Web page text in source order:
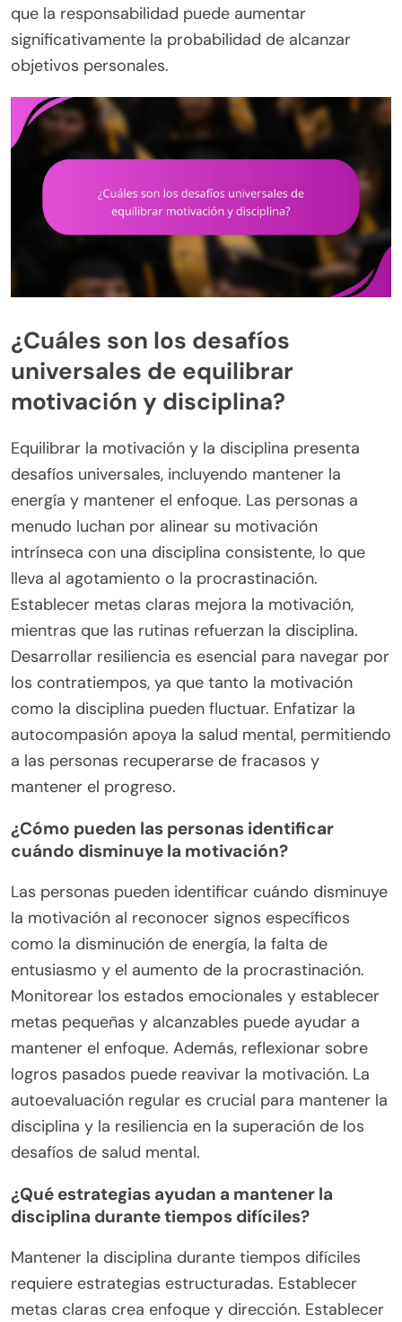
que la responsabilidad puede aumentar
significativamente la probabilidad de alcanzar
objetivos personales.
¿Cuáles son los desafíos
universales de equilibrar
motivación y disciplina?
Equilibrar la motivación y la disciplina presenta
desafíos universales, incluyendo mantener la
energía y mantener el enfoque. Las personas a
menudo luchan por alinear su motivación
intrínseca con una disciplina consistente, lo que
lleva al agotamiento o la procrastinación.
Establecer metas claras mejora la motivación,
mientras que las rutinas refuerzan la disciplina.
Desarrollar resiliencia es esencial para navegar por
los contratiempos, ya que tanto la motivación
como la disciplina pueden fluctuar. Enfatizar la
autocompasión apoya la salud mental, permitiendo
a las personas recuperarse de fracasos y
mantener el progreso.
¿Cómo pueden las personas identificar
cuándo disminuye la motivación?
Las personas pueden identificar cuándo disminuye
la motivación al reconocer signos específicos
como la disminución de energía, la falta de
entusiasmo y el aumento de la procrastinación.
Monitorear los estados emocionales y establecer
metas pequeñas y alcanzables puede ayudar a
mantener el enfoque. Además, reflexionar sobre
logros pasados puede reavivar la motivación. La
autoevaluación regular es crucial para mantener la
disciplina y la resiliencia en la superación de los
desafíos de salud mental.
¿Qué estrategias ayudan a mantener la
disciplina durante tiempos difíciles?
Mantener la disciplina durante tiempos difíciles
requiere estrategias estructuradas. Establecer
metas claras crea enfoque y dirección. Establecer